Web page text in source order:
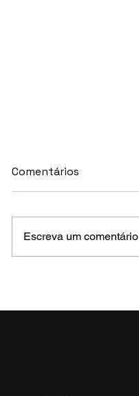
Comentários
Escreva um comentário